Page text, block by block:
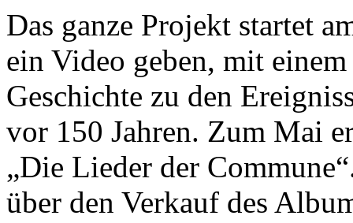
Das ganze Projekt startet
ein Video geben, mit
Geschichte zu den
vor 150 Jahren. Zum Mai
„Die Lieder der
über den Verkauf des